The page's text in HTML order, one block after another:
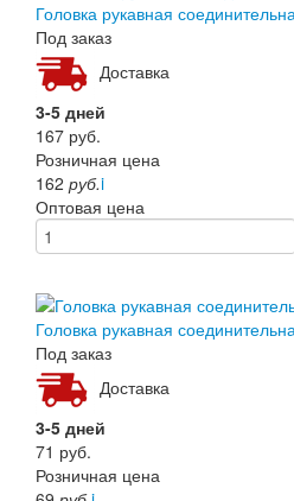
Статьи
Публичная оферта
Сертификаты
Вопрос-Ответ
Контакты
Пожарное оборудование
Перезарядка
Перезарядка ОП
Оплата
Гарантии
О нас
Статьи
Сертификаты
Контакты
Головка рукавная
Под заказ
Доставка
3-5 дней
167 руб.
Розничная цена
162 руб.i
Оптовая цена
Головка рукавная
Под заказ
Доставка
3-5 дней
71 руб.
Розничная цена